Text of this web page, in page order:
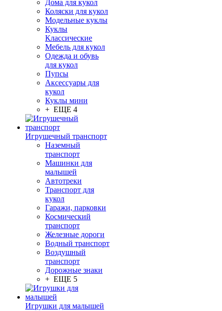
Дома для кукол
Коляски для кукол
Модельные куклы
Куклы
Классические
Мебель для кукол
Одежда и обувь
для кукол
Пупсы
Аксессуары для
кукол
Куклы мини
+ ЕЩЕ 4
Игрушечный транспорт
Наземный
транспорт
Машинки для
малышей
Автотреки
Транспорт для
кукол
Гаражи, парковки
Космический
транспорт
Железные дороги
Водный транспорт
Воздушный
транспорт
Дорожные знаки
+ ЕЩЕ 5
Игрушки для малышей